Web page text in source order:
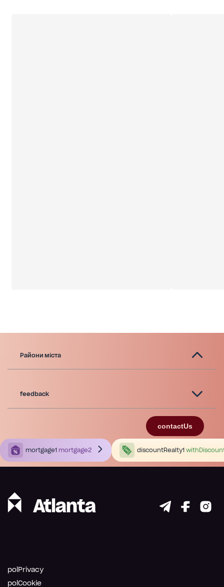
Райони міста
feedback
contactUs
mortgage1 mortgage2 discountRealty1
polPrivacy
polCookie